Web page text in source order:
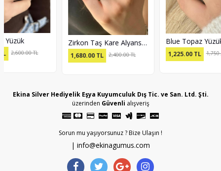
Zirkon Taş Kare Alyans Yüzük
1,680.00 2,400.00 TL
Blue Topaz Yüzük
1,225.00 1,750.00 TL
Ekina Silver Hediyelik Eşya Kuyumculuk Dış Tic. ve San. Ltd. Şti.
üzerinden Güvenli alışveriş
Sorun mu yaşıyorsunuz ? Bize Ulaşın !
| info@ekinagumus.com